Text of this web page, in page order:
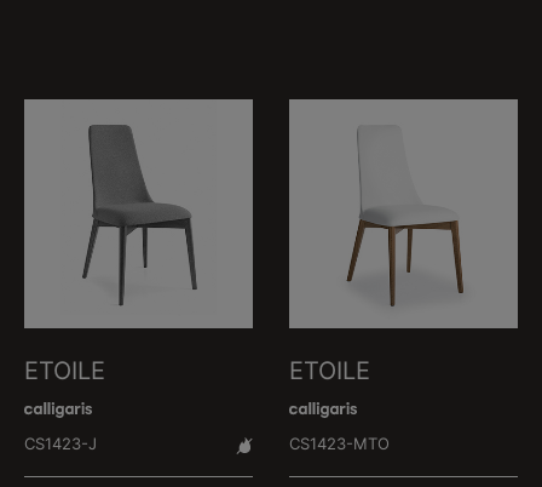
ETOILE
CS1423-J
ETOILE
CS1423-MTO